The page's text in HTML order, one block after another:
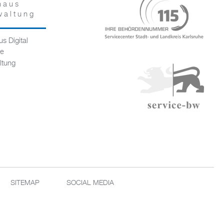
Digital
SITEMAP SOCIAL MEDIA